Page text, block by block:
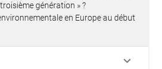
génération » ?
en Europe au début
keyboard_arrow_down